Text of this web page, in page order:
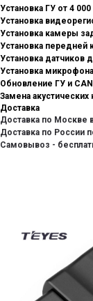
Установка ГУ от 4 000
Установка
Установка камеры
Установка передней
Установка датчиков
Установка
Обновление ГУ и
Замена акустических
Доставка
Доставка по Москве
Доставка по России
Самовывоз -